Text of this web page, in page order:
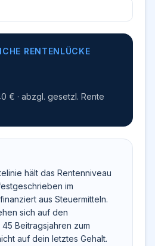
RENTENLÜCKE
€ · abzgl. gesetzl. Rente
hält das Rentenniveau
im
aus Steuermitteln.
sich auf den
Beitragsjahren zum
auf dein letztes Gehalt.